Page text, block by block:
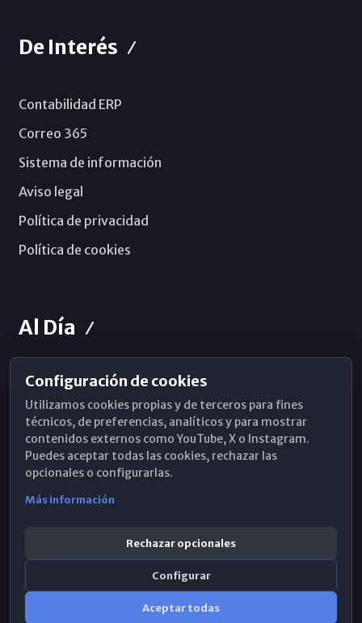
De Interés
Contabilidad ERP
Correo 365
Sistema de información
Aviso legal
Política de privacidad
Política de cookies
Al Día
Horarios de Misa
Hemeroteca
WhatsApp
Configuración de cookies
Utilizamos cookies propias y de terceros para fines
técnicos, de preferencias, analíticos y para mostrar
contenidos externos como YouTube, X o Instagram.
Puedes aceptar todas las cookies, rechazar las
opcionales o configurarlas.
Más información
Rechazar opcionales
Configurar
Aceptar todas